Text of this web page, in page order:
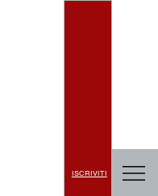
ISCRIVITI